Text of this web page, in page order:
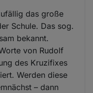
das große
Schule. Das sog.
bekannt.
von Rudolf
des Kruzifixes
Werden diese
– dann